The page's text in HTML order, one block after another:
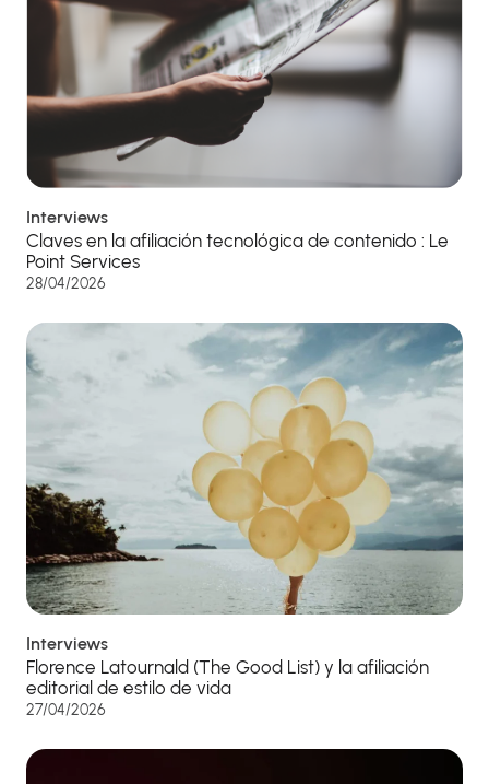
Interviews
Claves en la afiliación tecnológica de contenido : Le
Point Services
28/04/2026
Interviews
Florence Latournald (The Good List) y la afiliación
editorial de estilo de vida
27/04/2026